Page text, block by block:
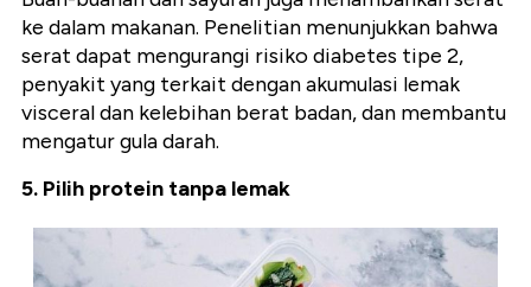
ke dalam makanan. Penelitian menunjukkan bahwa
serat dapat mengurangi risiko diabetes tipe 2,
penyakit yang terkait dengan akumulasi lemak
visceral dan kelebihan berat badan, dan membantu
mengatur gula darah.
5. Pilih protein tanpa lemak